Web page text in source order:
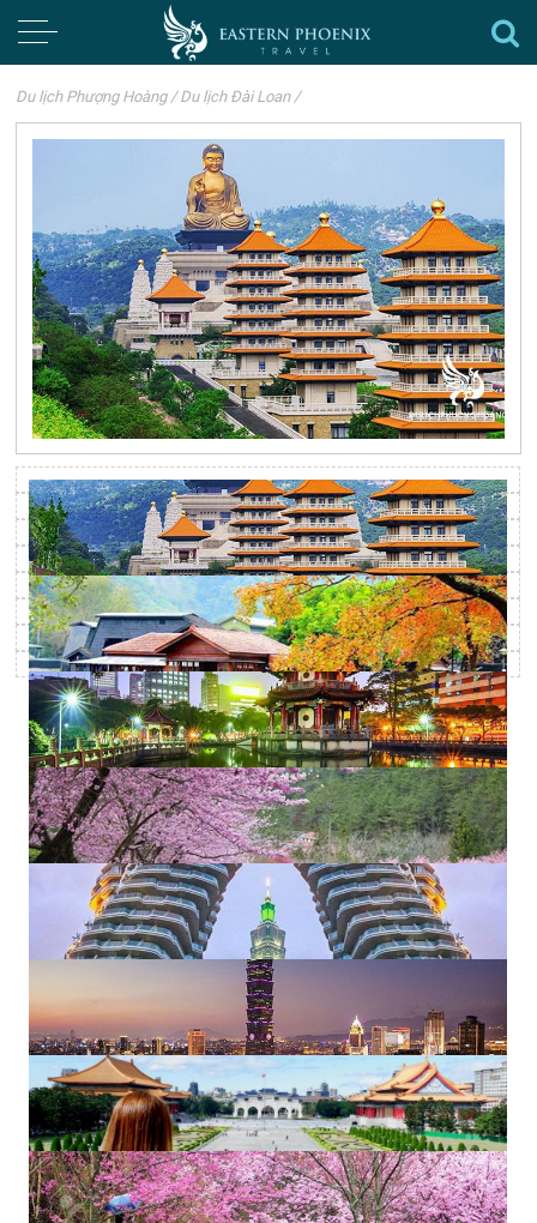
Du lịch Phượng Hoàng / Du lịch Đài Loan /